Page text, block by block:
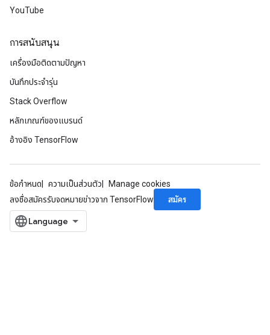
YouTube
การสนับสนุน
เครื่องมือติดตามปัญหา
บันทึกประจำรุ่น
Stack Overflow
หลักเกณฑ์ของแบรนด์
อ้างอิง TensorFlow
ข้อกำหนด ความเป็นส่วนตัว
Manage cookies
ลงชื่อสมัครรับจดหมายข่าวจาก TensorFlow
สมัคร